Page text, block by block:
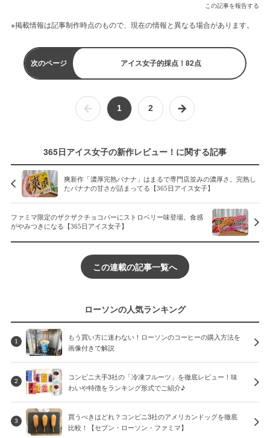
この記事を報告する
※掲載情報は記事制作時点のもので、現在の情報と異なる場合があります。
次のページ アイス女子的採点！82点
1 2
365日アイス女子の新作レビュー！に関する記事
爽新作「濃厚完熟バナナ」はまるで専門店並みの濃厚さ。完熟し
たバナナの甘さが詰まってる【365日アイス女子】
ファミマ限定のザクザクチョコバーにストロベリー味登場。食感
がやみつきになる【365日アイス女子】
この連載の記事一覧へ
ローソンの人気ランキング
1
もう買い方に迷わない！ローソンのコーヒーの購入方法を
画像付きで解説
2
コンビニ大手3社の「冷凍フルーツ」を徹底レビュー！味
わいや特徴をランキング形式でご紹介♪
3
買うべきはどれ？コンビニ3社のアメリカンドッグを徹底
比較！【セブン・ローソン・ファミマ】